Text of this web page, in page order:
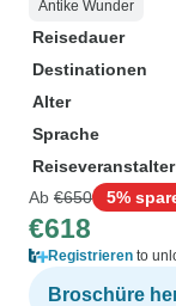
Antike Wunder
Reisedauer
Destinationen
Alter
Sprache
Reiseveranstalter
Ab €650 5%
€618
Registrieren to
Broschüre